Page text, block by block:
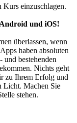
Kurs einzuschlagen.
und iOS!
überlassen, wenn
haben absoluten
bestehenden
Nichts geht
zu Ihrem Erfolg und
Licht. Machen Sie
stehen.